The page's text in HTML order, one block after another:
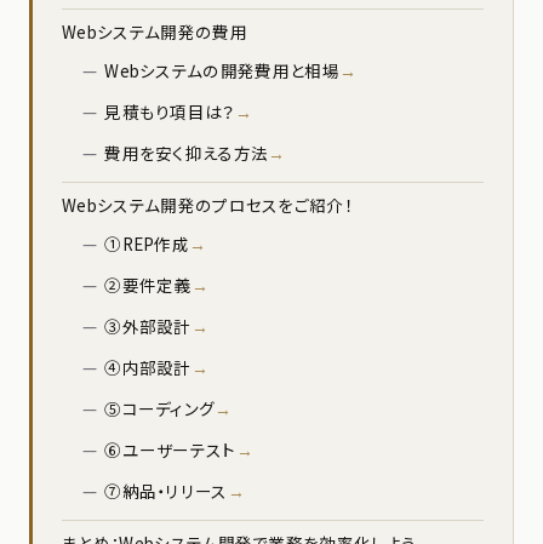
Webシステム開発の費用
Webシステムの開発費用と相場
見積もり項目は？
費用を安く抑える方法
Webシステム開発のプロセスをご紹介！
①REP作成
②要件定義
③外部設計
④内部設計
⑤コーディング
⑥ユーザーテスト
⑦納品・リリース